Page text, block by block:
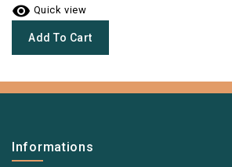
 Quick view
Add To Cart
Informations